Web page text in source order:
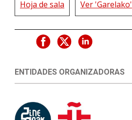
Hoja de sala Ver 'Garelako'
ENTIDADES ORGANIZADORAS